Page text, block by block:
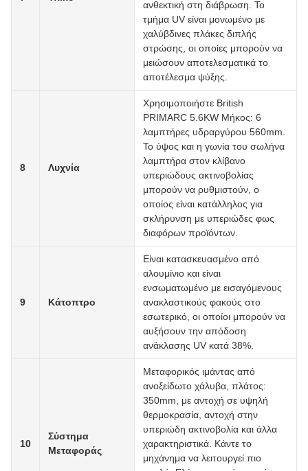
ανθεκτική στη διάβρωση. Το
τμήμα UV είναι μονωμένο με
χαλύβδινες πλάκες διπλής
στρώσης, οι οποίες μπορούν να
μειώσουν αποτελεσματικά το
αποτέλεσμα ψύξης.
8 Λυχνία
Χρησιμοποιήστε British
PRIMARC 5.6KW Μήκος: 6
λαμπτήρες υδραργύρου 560mm.
Το ύψος και η γωνία του σωλήνα
λαμπτήρα στον κλίβανο
υπεριώδους ακτινοβολίας
μπορούν να ρυθμιστούν, ο
οποίος είναι κατάλληλος για
σκλήρυνση με υπεριώδες φως
διαφόρων προϊόντων.
9 Κάτοπτρο
Είναι κατασκευασμένο από
αλουμίνιο και είναι
ενσωματωμένο με εισαγόμενους
ανακλαστικούς φακούς στο
εσωτερικό, οι οποίοι μπορούν να
αυξήσουν την απόδοση
ανάκλασης UV κατά 38%.
10
Σύστημα
Μεταφοράς
Μεταφορικός ιμάντας από
ανοξείδωτο χάλυβα, πλάτος:
350mm, με αντοχή σε υψηλή
θερμοκρασία, αντοχή στην
υπεριώδη ακτινοβολία και άλλα
χαρακτηριστικά. Κάντε το
μηχάνημα να λειτουργεί πιο